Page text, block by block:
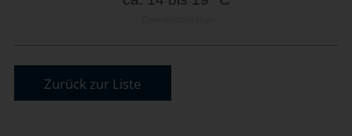
Zurück zur Liste